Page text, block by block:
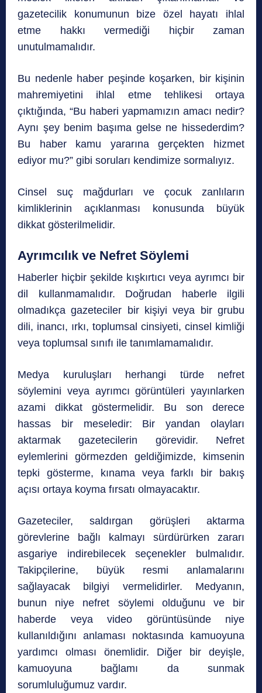
gazetecilik konumunun bize özel hayatı ihlal
etme hakkı vermediği hiçbir zaman
unutulmamalıdır.
Bu nedenle haber peşinde koşarken, bir kişinin
mahremiyetini ihlal etme tehlikesi ortaya
çıktığında, “Bu haberi yapmamızın amacı nedir?
Aynı şey benim başıma gelse ne hissederdim?
Bu haber kamu yararına gerçekten hizmet
ediyor mu?” gibi soruları kendimize sormalıyız.
Cinsel suç mağdurları ve çocuk zanlıların
kimliklerinin açıklanması konusunda büyük
dikkat gösterilmelidir.
Ayrımcılık ve Nefret Söylemi
Haberler hiçbir şekilde kışkırtıcı veya ayrımcı bir
dil kullanmamalıdır. Doğrudan haberle ilgili
olmadıkça gazeteciler bir kişiyi veya bir grubu
dili, inancı, ırkı, toplumsal cinsiyeti, cinsel kimliği
veya toplumsal sınıfı ile tanımlamamalıdır.
Medya kuruluşları herhangi türde nefret
söylemini veya ayrımcı görüntüleri yayınlarken
azami dikkat göstermelidir. Bu son derece
hassas bir meseledir: Bir yandan olayları
aktarmak gazetecilerin görevidir. Nefret
eylemlerini görmezden geldiğimizde, kimsenin
tepki gösterme, kınama veya farklı bir bakış
açısı ortaya koyma fırsatı olmayacaktır.
Gazeteciler, saldırgan görüşleri aktarma
görevlerine bağlı kalmayı sürdürürken zararı
asgariye indirebilecek seçenekler bulmalıdır.
Takipçilerine, büyük resmi anlamalarını
sağlayacak bilgiyi vermelidirler. Medyanın,
bunun niye nefret söylemi olduğunu ve bir
haberde veya video görüntüsünde niye
kullanıldığını anlaması noktasında kamuoyuna
yardımcı olması önemlidir. Diğer bir deyişle,
kamuoyuna bağlamı da sunmak
sorumluluğumuz vardır.